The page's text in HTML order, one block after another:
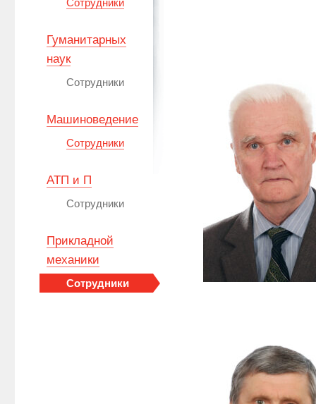
Сотрудники
Гуманитарных
наук
Сотрудники
Машиноведение
Сотрудники
АТП и П
Сотрудники
Прикладной
механики
Сотрудники